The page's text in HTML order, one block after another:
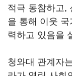
적극 동참하고,
을 통해 이웃
력하고 있음을
청와대 관계자